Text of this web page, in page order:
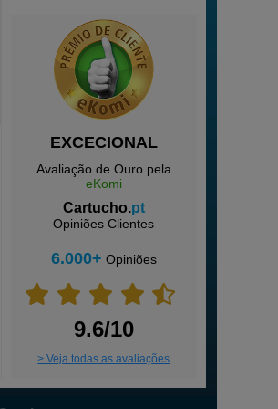
EXCECIONAL
Avaliação de Ouro pela
eKomi
Cartucho.pt
Opiniões Clientes
6.000+ Opiniões
9.6/10
> Veja todas as avaliações